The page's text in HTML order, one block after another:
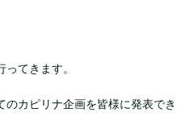
てきます。
のカピリナ企画を皆様に発表でき